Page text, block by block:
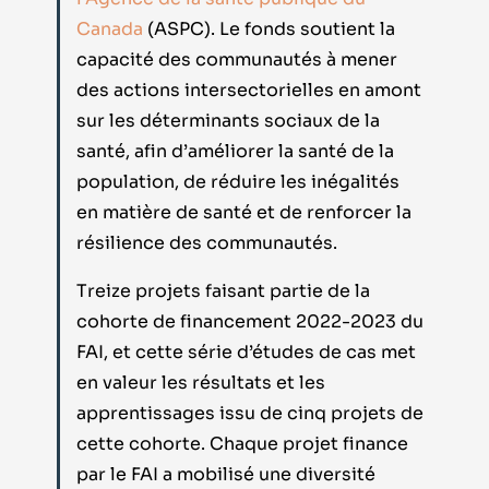
Canada (ASPC). Le fonds soutient la
capacité des communautés à mener
des actions intersectorielles en amont
sur les déterminants sociaux de la
santé, afin d’améliorer la santé de la
population, de réduire les inégalités
en matière de santé et de renforcer la
résilience des communautés.
Treize projets faisant partie de la
cohorte de financement 2022-2023 du
FAI, et cette série d’études de cas met
en valeur les résultats et les
apprentissages issu de cinq projets de
cette cohorte. Chaque projet finance
par le FAI a mobilisé une diversité